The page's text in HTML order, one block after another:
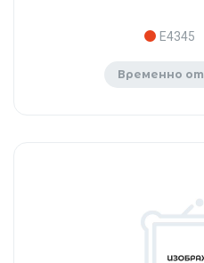
E4345
Временно